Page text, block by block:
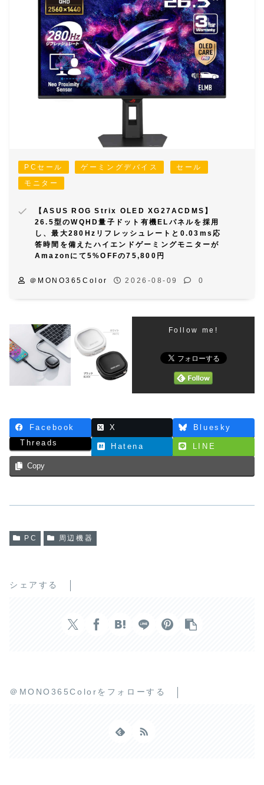
PCセール ゲーミングデバイス
セール
モニター
【ASUS ROG Strix OLED XG27ACDMS】
26.5型のWQHD量子ドット有機ELパネルを採用
し、最大280Hzリフレッシュレートと0.03ms応
答時間を備えたハイエンドゲーミングモニターが
Amazonにて5%OFFの75,800円
＠MONO365Color 2026-08-09 0
Follow me!
Facebook X
Bluesky
Threads
Hatena LINE
Copy
PC 周辺機器
シェアする
＠MONO365Colorをフォローする